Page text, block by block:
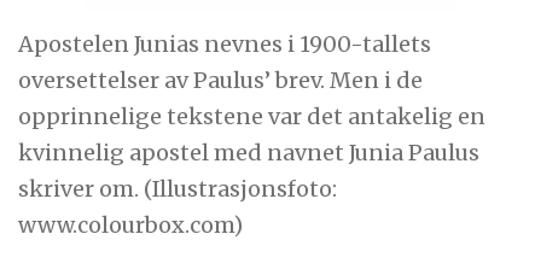
Apostelen Junias nevnes i 1900-tallets
oversettelser av Paulus’ brev. Men i de
opprinnelige tekstene var det antakelig en
kvinnelig apostel med navnet Junia Paulus
skriver om. (Illustrasjonsfoto:
www.colourbox.com)